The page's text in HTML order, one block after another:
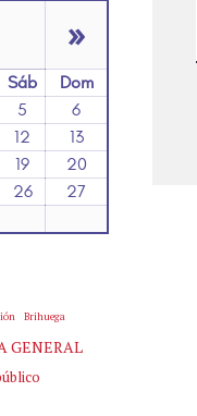
»
Sáb Dom
5 6
12 13
19 20
26 27
Brihuega
GENERAL